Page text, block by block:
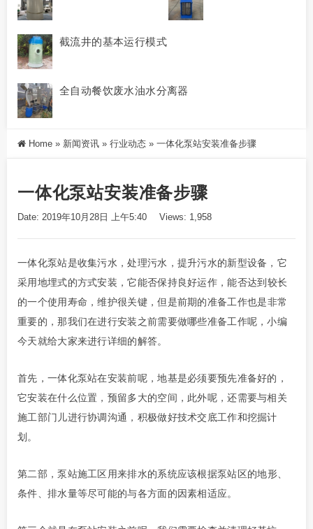
截流井的基本运行模式
全自动餐饮废水油水分离器
Home » 新闻资讯 » 行业动态 » 一体化泵站安装准备步骤
一体化泵站安装准备步骤
Date: 2019年10月28日 上午5:40 Views: 1,958
一体化泵站是收集污水，处理污水，提升污水的新型设备， 它
采用 地埋式的方式安装，它能否保持良好运作，能否达到较长
的一个使用寿命，维护很关键，但是前期的准备工作也是非常
重要的，那我们在进行安装之前需要做哪些准备工作呢，小编
今天就给大家来进行详细的解答。
首先，一体化泵站在安装前呢，地基是必须要预先准备好的，
它安装在什么位置，预留多大的空间，此外呢，还需要与相关
施工部门儿进行协调沟通，积极做好技术交底工作和挖掘计
划。
第二部，泵站施工区用来排水的系统应该根据泵站区的地形、
条件、 排水量等尽可能的与各方面的因素相适应。